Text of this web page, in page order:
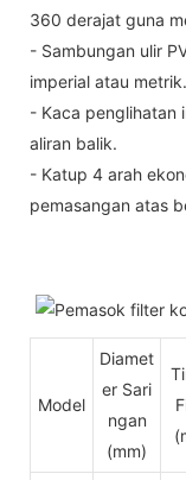
360 derajat guna
- Sambungan ulir
imperial atau metrik.
- Kaca penglihatan
aliran balik.
- Katup 4 arah
pemasangan atas
Model
Diamet
er Sari
ngan
(mm)